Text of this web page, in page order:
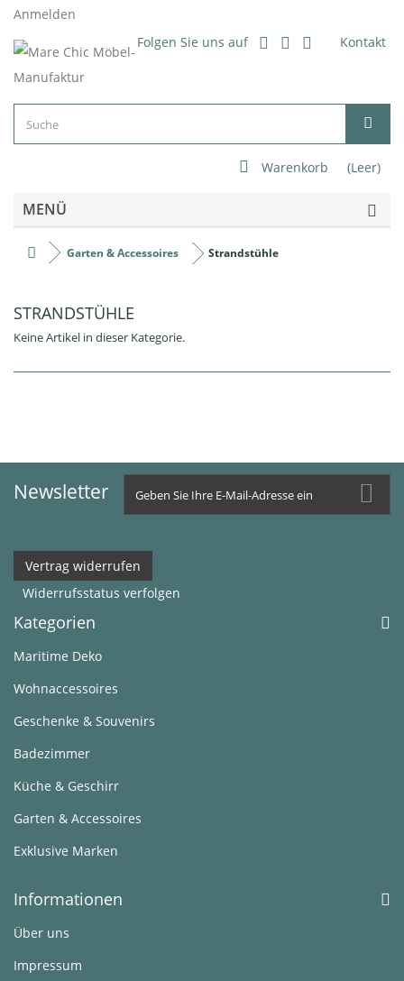
Anmelden
Kontakt
Folgen Sie uns auf
Warenkorb (Leer)
MENÜ
Garten & Accessoires Strandstühle
STRANDSTÜHLE
Keine Artikel in dieser Kategorie.
Newsletter
Vertrag widerrufen
Widerrufsstatus verfolgen
Kategorien
Maritime Deko
Wohnaccessoires
Geschenke & Souvenirs
Badezimmer
Küche & Geschirr
Garten & Accessoires
Exklusive Marken
Informationen
Über uns
Impressum